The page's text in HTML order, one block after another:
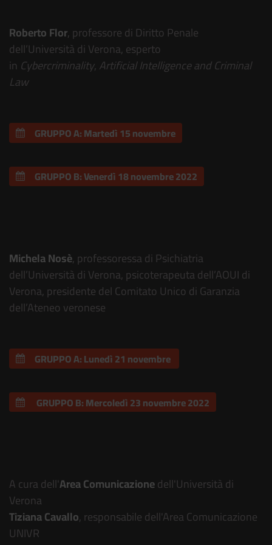
Roberto Flor, professore di Diritto Penale
dell’Università di Verona, esperto
in Cybercriminality,ArtificialIntelligenceand Criminal
Law
GRUPPO A: Martedì 15 novembre
GRUPPO B: Venerdì 18 novembre 2022
Michela Nosè, professoressa di Psichiatria
dell’Università di Verona, psicoterapeuta dell’AOUI di
Verona, presidente del Comitato Unico di Garanzia
dell’Ateneo veronese
GRUPPO A: Lunedì 21 novembre
GRUPPO B: Mercoledì 23 novembre 2022
A cura dell'Area Comunicazionedell'Università di
Verona
Tiziana Cavallo, responsabile dell'Area Comunicazione
UNIVR